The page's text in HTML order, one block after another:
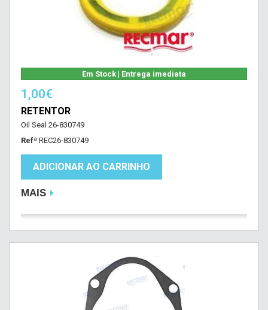
Em Stock | Entrega imediata
1,00€
RETENTOR
Oil Seal 26-830749
Refª REC26-830749
ADICIONAR AO CARRINHO
MAIS